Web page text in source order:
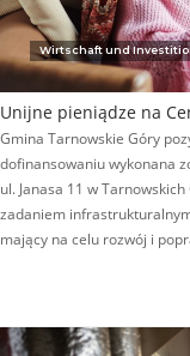
Wirtschaft und
Unijne pieniądze na
Gmina Tarnowskie Góry
dofinansowaniu wykonana
ul. Janasa 11 w
zadaniem
mający na celu rozwój i